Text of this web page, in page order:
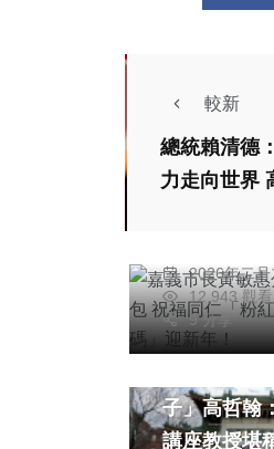
較新
總統賴清德
力走向世界
綜合新聞
嘉義市長黃
春節紅包 祝
2026年二
12,943 觀看
9 分享
專欄
子」高哲翰
講座教授堪